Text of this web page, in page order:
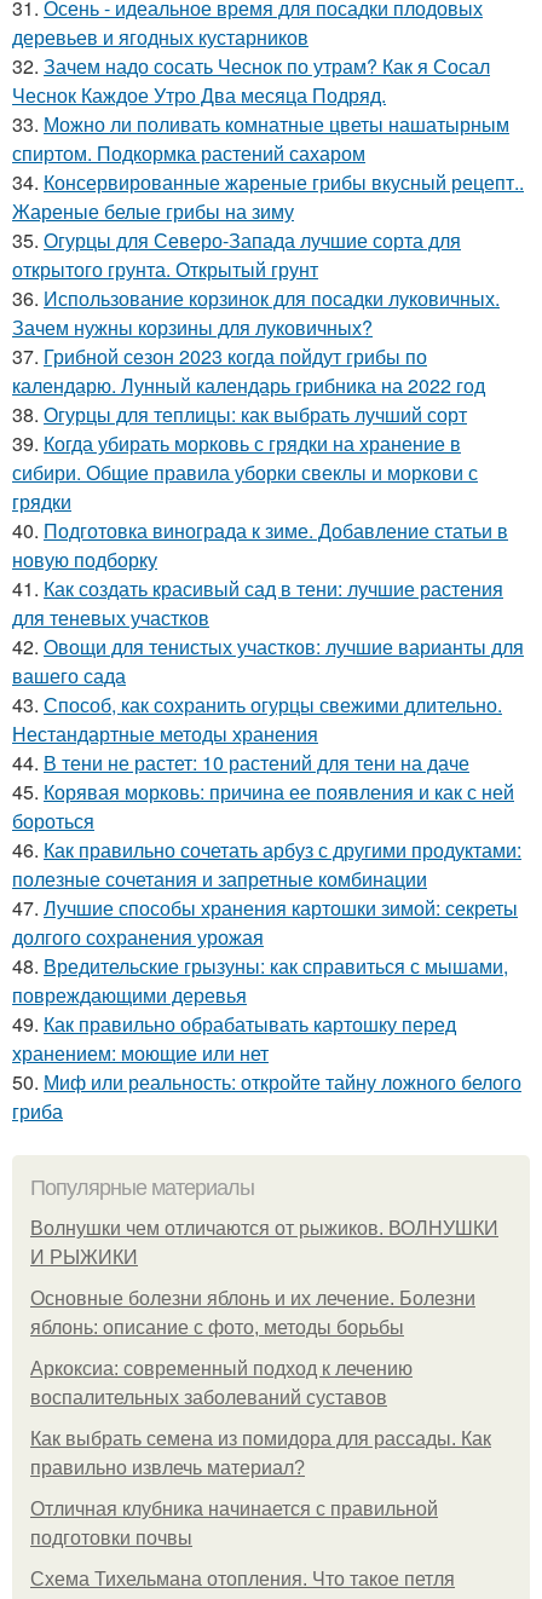
31. Осень - идеальное время для посадки плодовых
деревьев и ягодных кустарников
32. Зачем надо сосать Чеснок по утрам? Как я Сосал
Чеснок Каждое Утро Два месяца Подряд.
33. Можно ли поливать комнатные цветы нашатырным
спиртом. Подкормка растений сахаром
34. Консервированные жареные грибы вкусный рецепт..
Жареные белые грибы на зиму
35. Огурцы для Северо-Запада лучшие сорта для
открытого грунта. Открытый грунт
36. Использование корзинок для посадки луковичных.
Зачем нужны корзины для луковичных?
37. Грибной сезон 2023 когда пойдут грибы по
календарю. Лунный календарь грибника на 2022 год
38. Огурцы для теплицы: как выбрать лучший сорт
39. Когда убирать морковь с грядки на хранение в
сибири. Общие правила уборки свеклы и моркови с
грядки
40. Подготовка винограда к зиме. Добавление статьи в
новую подборку
41. Как создать красивый сад в тени: лучшие растения
для теневых участков
42. Овощи для тенистых участков: лучшие варианты для
вашего сада
43. Способ, как сохранить огурцы свежими длительно.
Нестандартные методы хранения
44. В тени не растет: 10 растений для тени на даче
45. Корявая морковь: причина ее появления и как с ней
бороться
46. Как правильно сочетать арбуз с другими продуктами:
полезные сочетания и запретные комбинации
47. Лучшие способы хранения картошки зимой: секреты
долгого сохранения урожая
48. Вредительские грызуны: как справиться с мышами,
повреждающими деревья
49. Как правильно обрабатывать картошку перед
хранением: моющие или нет
50. Миф или реальность: откройте тайну ложного белого
гриба
Популярные материалы
Волнушки чем отличаются от рыжиков. ВОЛНУШКИ
И РЫЖИКИ
Основные болезни яблонь и их лечение. Болезни
яблонь: описание с фото, методы борьбы
Аркоксиа: современный подход к лечению
воспалительных заболеваний суставов
Как выбрать семена из помидора для рассады. Как
правильно извлечь материал?
Отличная клубника начинается с правильной
подготовки почвы
Схема Тихельмана отопления. Что такое петля